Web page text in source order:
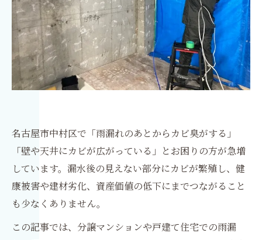
名古屋市中村区で「雨漏れのあとからカビ臭がする」
「壁や天井にカビが広がっている」とお困りの方が急増
しています。漏水後の見えない部分にカビが繁殖し、健
康被害や建材劣化、資産価値の低下にまでつながること
も少なくありません。
この記事では、分譲マンションや戸建て住宅での雨漏